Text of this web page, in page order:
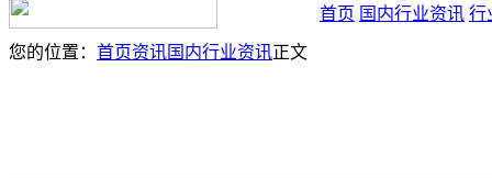
首页 国内行业资讯 行
您的位置： 首页资讯国内行业资讯正文